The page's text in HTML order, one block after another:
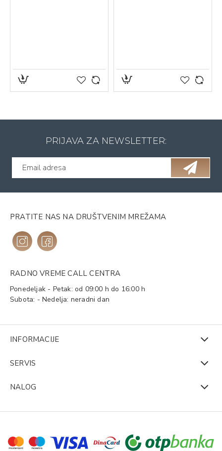
PRIJAVA ZA NEWSLETTER:
PRATITE NAS NA DRUŠTVENIM MREŽAMA
RADNO VREME CALL CENTRA
Ponedeljak - Petak: od 09:00 h do 16:00 h
Subota: - Nedelja: neradni dan
INFORMACIJE
SERVIS
NALOG